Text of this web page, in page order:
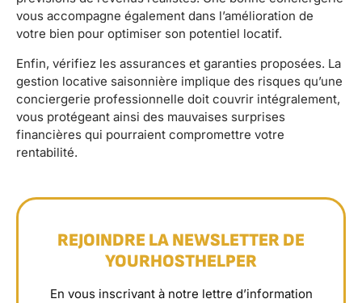
vous accompagne également dans l’amélioration de
votre bien pour optimiser son potentiel locatif.
Enfin, vérifiez les assurances et garanties proposées. La
gestion locative saisonnière implique des risques qu’une
conciergerie professionnelle doit couvrir intégralement,
vous protégeant ainsi des mauvaises surprises
financières qui pourraient compromettre votre
rentabilité.
REJOINDRE LA NEWSLETTER DE
YOURHOSTHELPER
En vous inscrivant à notre lettre d’information